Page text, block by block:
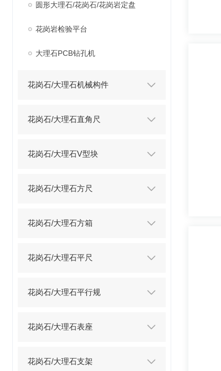
圆形大理石/花岗石/花岗岩定盘
花岗岩检验平台
大理石PCB钻孔机
花岗石/大理石机械构件
花岗石/大理石直角尺
花岗石/大理石V型块
花岗石/大理石方尺
花岗石/大理石方箱
花岗石/大理石平尺
花岗石/大理石平行规
花岗石/大理石表座
花岗石/大理石支架